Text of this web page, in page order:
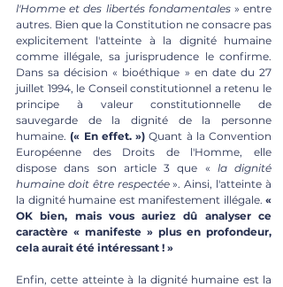
l'Homme et des libertés fondamentales » entre
autres. Bien que la Constitution ne consacre pas
explicitement l'atteinte à la dignité humaine
comme illégale, sa jurisprudence le confirme.
Dans sa décision « bioéthique » en date du 27
juillet 1994, le Conseil constitutionnel a retenu le
principe à valeur constitutionnelle de
sauvegarde de la dignité de la personne
humaine. (« En effet. ») Quant à la Convention
Européenne des Droits de l'Homme, elle
dispose dans son article 3 que « la dignité
humaine doit être respectée ». Ainsi, l'atteinte à
la dignité humaine est manifestement illégale. «
OK bien, mais vous auriez dû analyser ce
caractère « manifeste » plus en profondeur,
cela aurait été intéressant ! »
Enfin, cette atteinte à la dignité humaine est la